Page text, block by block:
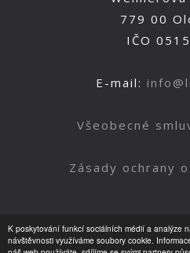
K poskytování funkcí sociálních médií a analýze
návštěvnosti využíváme soubory cookie.
779 00
IČO
E-mail:
Všeobecné
Zásady ochrany